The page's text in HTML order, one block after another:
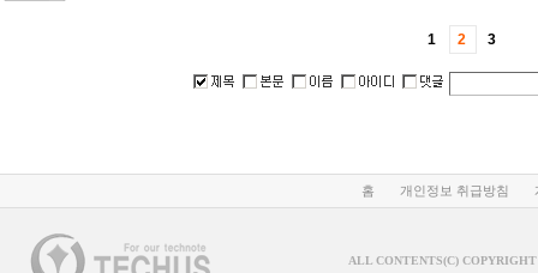
1 2 3
홈 개인정보 취급방침
ALL CONTENTS(C)